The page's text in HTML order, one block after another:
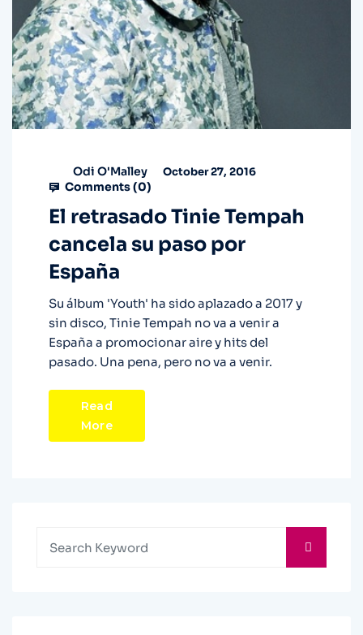
Odi O'Malley October 27, 2016
Comments (0)
El retrasado Tinie Tempah
cancela su paso por
España
Su álbum 'Youth' ha sido aplazado a 2017 y
sin disco, Tinie Tempah no va a venir a
España a promocionar aire y hits del
pasado. Una pena, pero no va a venir.
Read
More